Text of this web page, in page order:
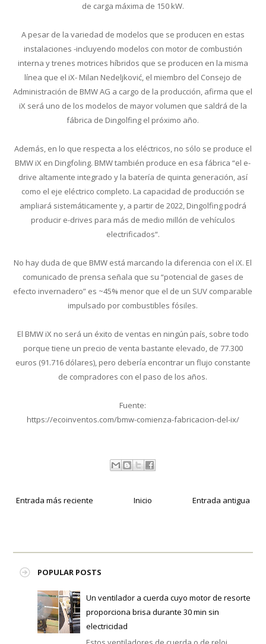
de carga máxima de 150 kW.
A pesar de la variedad de modelos que se producen en estas
instalaciones -incluyendo modelos con motor de combustión
interna y trenes motrices híbridos que se producen en la misma
línea que el iX- Milan Nedeljković, el miembro del Consejo de
Administración de BMW AG a cargo de la producción, afirma que el
iX será uno de los modelos de mayor volumen que saldrá de la
fábrica de Dingolfing el próximo año.
Además, en lo que respecta a los eléctricos, no sólo se produce el
BMW iX en Dingfoling. BMW también produce en esa fábrica “el e-
drive altamente integrado y la batería de quinta generación, así
como el eje eléctrico completo. La capacidad de producción se
ampliará sistemáticamente y, a partir de 2022, Dingolfing podrá
producir e-drives para más de medio millón de vehículos
electrificados“.
No hay duda de que BMW está marcando la diferencia con el iX. El
comunicado de prensa señala que su “potencial de gases de
efecto invernadero” es ~45% menor que el de un SUV comparable
impulsado por combustibles fósiles.
El BMW iX no será un éxito de ventas en ningún país, sobre todo
porque tiene un precio de venta bastante elevado, de 77.300
euros (91.716 dólares), pero debería encontrar un flujo constante
de compradores con el paso de los años.
Fuente:
https://ecoinventos.com/bmw-comienza-fabricacion-del-ix/
Entrada más reciente Entrada antigua
Inicio
POPULAR POSTS
Un ventilador a cuerda cuyo motor de resorte
proporciona brisa durante 30 min sin
electricidad